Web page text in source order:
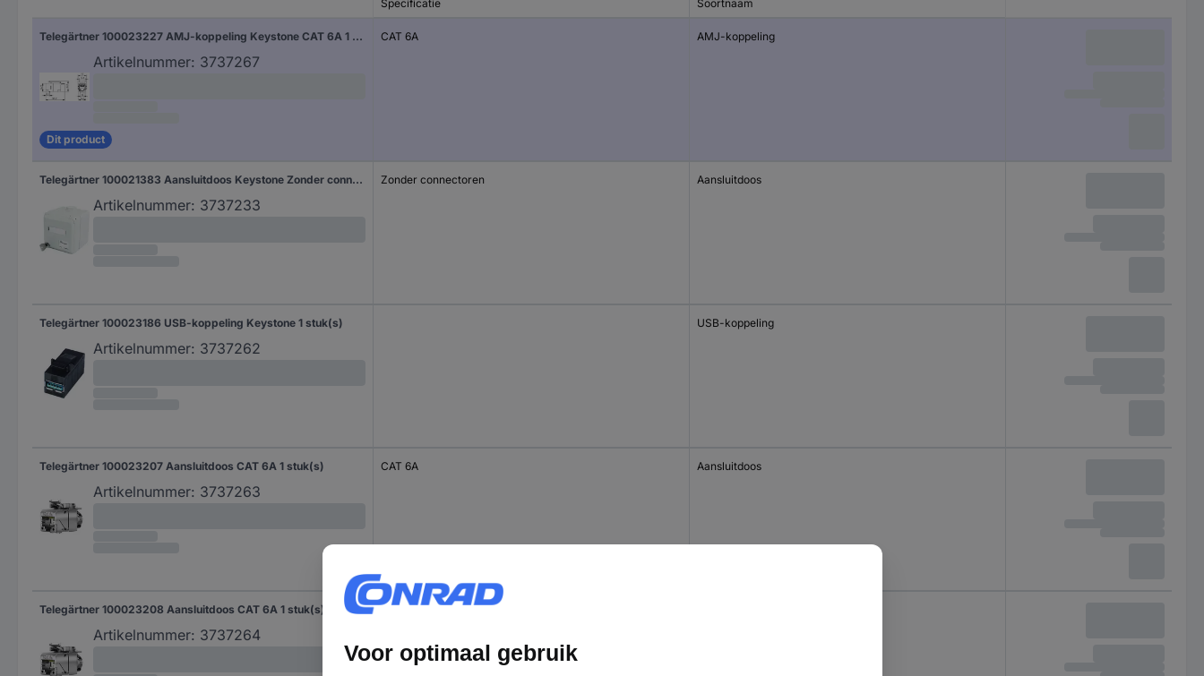
Specificatie Soortnaam
Telegärtner 100023227 AMJ-koppeling Keystone CAT 6A 1 stuk(s)
Artikelnummer: 3737267
Dit product
CAT 6A AMJ-koppeling
Telegärtner 100021383 Aansluitdoos Keystone Zonder connectoren 1 stuk(s)
Artikelnummer: 3737233
Zonder connectoren Aansluitdoos
Telegärtner 100023186 USB-koppeling Keystone 1 stuk(s)
Artikelnummer: 3737262
USB-koppeling
Telegärtner 100023207 Aansluitdoos CAT 6A 1 stuk(s)
Artikelnummer: 3737263
CAT 6A Aansluitdoos
Telegärtner 100023208 Aansluitdoos CAT 6A 1 stuk(s)
Artikelnummer: 3737264
CAT 6A